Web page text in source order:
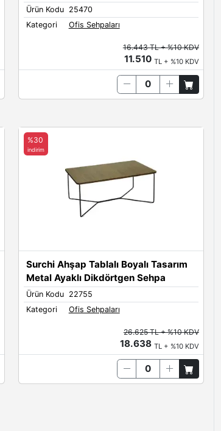
Ürün Kodu
25470
Kategori
Ofis Sehpaları
16.443 TL + %10 KDV
11.510 TL + %10 KDV
Surchi Ahşap Tablalı Boyalı Tasarım
Metal Ayaklı Dikdörtgen Sehpa
Ürün Kodu
22755
Kategori
Ofis Sehpaları
%30
indirim
26.625 TL + %10 KDV
18.638 TL + %10 KDV